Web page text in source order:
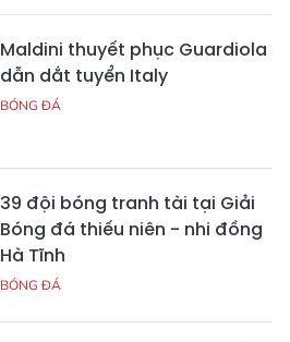
Maldini thuyết phục Guardiola
dẫn dắt tuyển Italy
BÓNG ĐÁ
39 đội bóng tranh tài tại Giải
Bóng đá thiếu niên - nhi đồng
Hà Tĩnh
BÓNG ĐÁ